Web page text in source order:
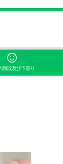
買取及び下取り